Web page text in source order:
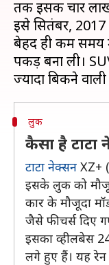
तक इसकी चार
इसे सितंबर, 2017
बेहद ही कम समय
पकड़ बना ली।
लुक
कैसा है टाटा
टाटा नेक्सन XZ+
इसके लुक को
कार के मौजूदा
जैसे फीचर्स दिए
इसका व्हीलबेस
लगे हुए हैं। यह रेन